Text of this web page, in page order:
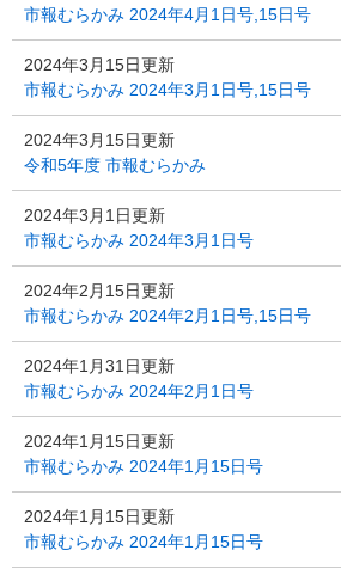
市報むらかみ 2024年4月1日号,15日号
2024年3月15日更新
市報むらかみ 2024年3月1日号,15日号
2024年3月15日更新
令和5年度 市報むらかみ
2024年3月1日更新
市報むらかみ 2024年3月1日号
2024年2月15日更新
市報むらかみ 2024年2月1日号,15日号
2024年1月31日更新
市報むらかみ 2024年2月1日号
2024年1月15日更新
市報むらかみ 2024年1月15日号
2024年1月15日更新
市報むらかみ 2024年1月15日号